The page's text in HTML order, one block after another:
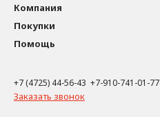
Компания
Покупки
Помощь
+7 (4725) 44-56-43 +7-910-741-01-77
Заказать звонок